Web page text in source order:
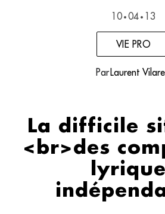
10 • 04 • 13
VIE PRO
Par Laurent
La difficile
<br>des